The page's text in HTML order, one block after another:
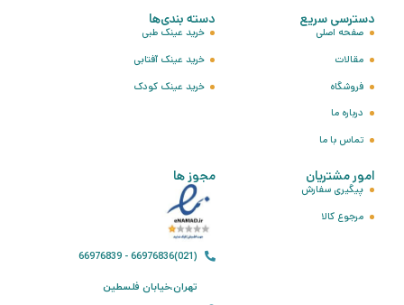
دسترسی سریع
صفحه اصلی
مقالات
فروشگاه
درباره ما
تماس با ما
دسته بندی‌ها
خرید عینک طبی
خرید عینک آفتابی
خرید عینک کودک
امور مشتریان
پیگیری سفارش
مرجوع کالا
مجوز ها
(021)66976836 - 66976839
تهران،خیابان فلسطین